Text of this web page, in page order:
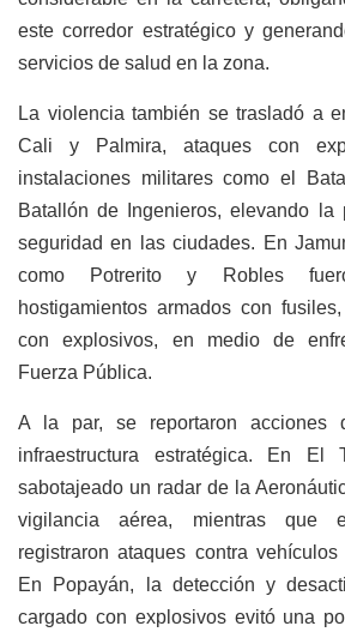
este corredor estratégico y
servicios de salud en la zona.
La violencia también se trasladó a
Cali y Palmira, ataques con
instalaciones militares como el
Batallón de Ingenieros, elevando la
seguridad en las ciudades. En
como Potrerito y Robles
hostigamientos armados con
con explosivos, en medio de
Fuerza Pública.
A la par, se reportaron acciones
infraestructura estratégica. En El
sabotajeado un radar de la
vigilancia aérea, mientras que
registraron ataques contra
En Popayán, la detección y
cargado con explosivos evitó una